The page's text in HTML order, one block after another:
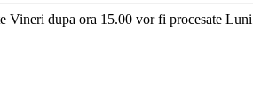
Vineri dupa ora 15.00 vor fi procesate